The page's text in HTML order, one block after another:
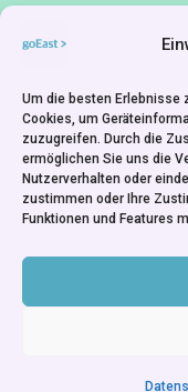
Um die besten Erlebnisse
Cookies, um
zuzugreifen. Durch die
ermöglichen Sie uns die
Nutzerverhalten oder
zustimmen oder Ihre
Funktionen und Features
nimmt, der ihm
Auf diesem Weg
Individualität